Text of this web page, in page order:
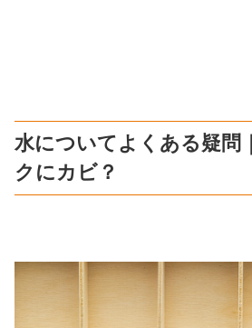
水についてよくある疑問
クにカビ？